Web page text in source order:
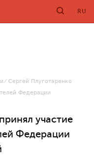
RU
Сергей Плуготаренко
Федерации
участие
Федерации